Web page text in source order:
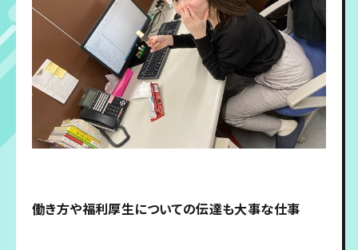
働き方や福利厚生についての伝達も大事な仕事